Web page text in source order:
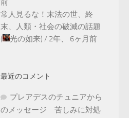
前
常人見るな！末法の世、終
末、人類・社会の破滅の話題
(
光の如来) / 2年、 6ヶ月前
最近のコメント
プレアデスのチュニアから
のメッセージ 苦しみに対処